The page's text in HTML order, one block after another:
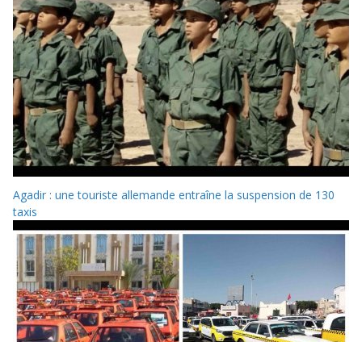
Agadir : une touriste allemande entraîne la suspension de 130
taxis